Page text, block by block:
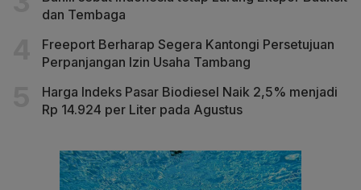
dan Tembaga
Freeport Berharap Segera Kantongi Persetujuan
Perpanjangan Izin Usaha Tambang
Harga Indeks Pasar Biodiesel Naik 2,5% menjadi
Rp 14.924 per Liter pada Agustus